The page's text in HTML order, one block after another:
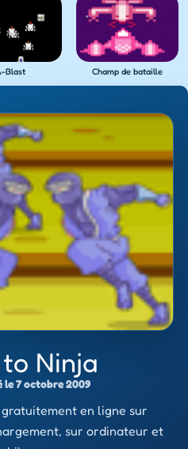
Ninja
le 7 octobre 2009
en ligne sur
sur ordinateur et
Blast Champ de bataille